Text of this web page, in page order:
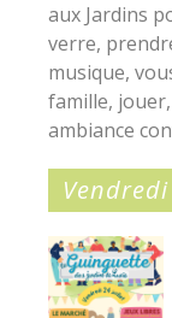
aux Jardins
verre,
musique,
famille,
ambiance